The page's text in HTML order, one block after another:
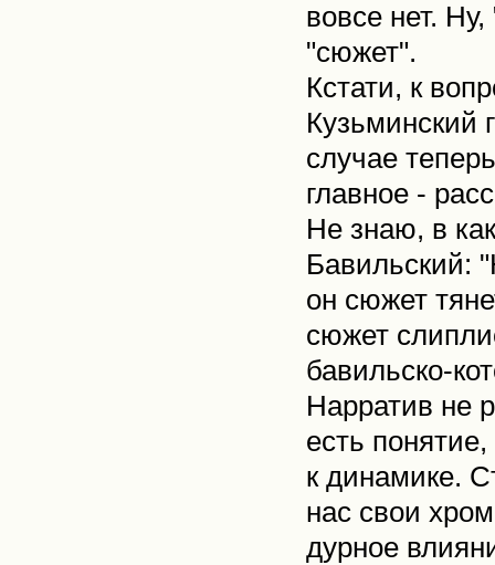
вовсе нет.
"сюжет".
Кстати, к
Кузьминский
случае
главное -
Не знаю, в
Бавильский:
он сюжет
сюжет
бавильско-
Нарратив не
есть
к динамике.
нас свои
дурное